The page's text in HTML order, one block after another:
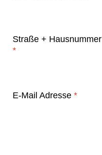
Straße + Hausnummer
*
E-Mail Adresse *